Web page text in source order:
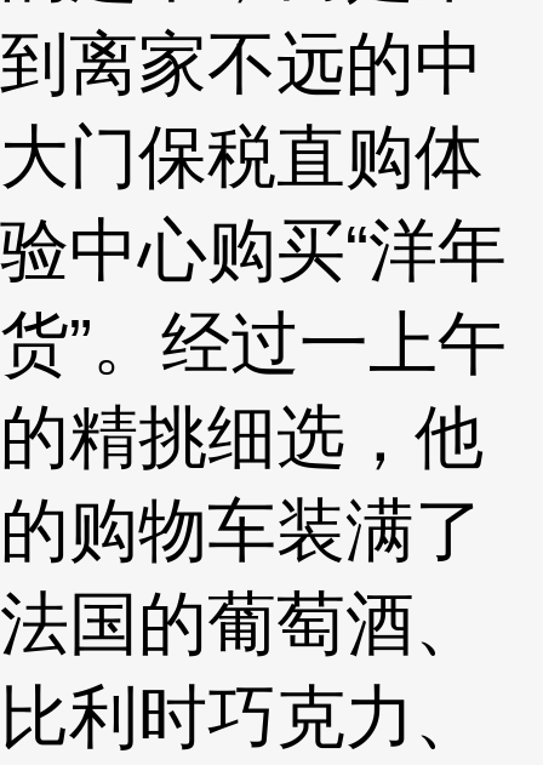
到离家不远的中
大门保税直购体
验中心购买“洋年
货”。经过一上午
的精挑细选，他
的购物车装满了
法国的葡萄酒、
比利时巧克力、